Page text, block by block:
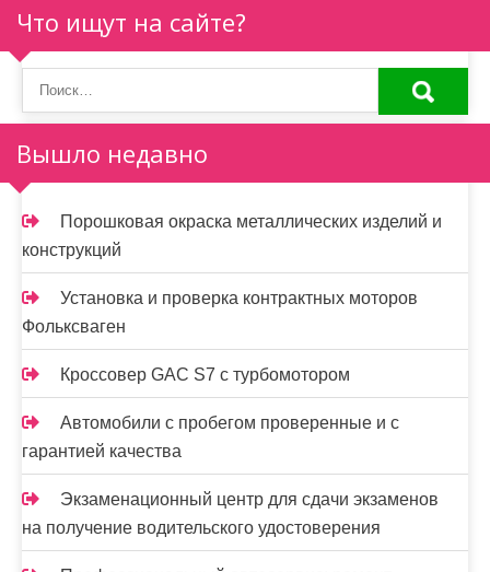
п
о
з
а
п
и
с
я
м
Что ищут на сайте?
Вышло недавно
Порошковая окраска металлических изделий и
конструкций
Установка и проверка контрактных моторов
Фольксваген
Кроссовер GAC S7 с турбомотором
Автомобили с пробегом проверенные и с
гарантией качества
Экзаменационный центр для сдачи экзаменов
на получение водительского удостоверения